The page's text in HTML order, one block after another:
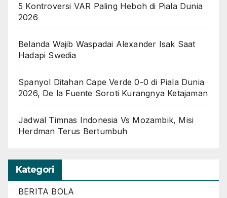
5 Kontroversi VAR Paling Heboh di Piala Dunia
2026
Belanda Wajib Waspadai Alexander Isak Saat
Hadapi Swedia
Spanyol Ditahan Cape Verde 0-0 di Piala Dunia
2026, De la Fuente Soroti Kurangnya Ketajaman
Jadwal Timnas Indonesia Vs Mozambik, Misi
Herdman Terus Bertumbuh
Kategori
BERITA BOLA